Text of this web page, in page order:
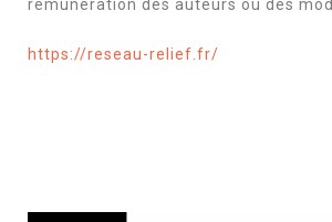
rémunération des auteurs ou des
https://reseau-relief.fr/